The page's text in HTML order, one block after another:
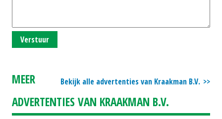
Verstuur
Bekijk alle advertenties van Kraakman B.V.
MEER
ADVERTENTIES VAN KRAAKMAN B.V.